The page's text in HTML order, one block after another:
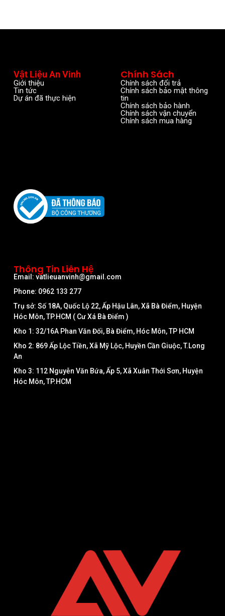
Vật Liệu An Vinh
Giới thiệu
Tin tức
Dự án đã thực hiện
Chính Sách
Chính sách đổi trả
Chính sách bảo mật thông
tin
Chính sách bảo hành
Chính sách vận chuyển
Chính sách mua hàng
Thông Tin Liên Hệ
Email: vatlieuanvinh@gmail.com
Phone: 0962 133 277
Trụ sở: Số 18A, Quốc Lộ 22, Ấp Hậu Lân, Xã Bà Điểm, Huyện
Hóc Môn, TP.HCM ( Cư Xá Bà Điểm )
Kho 1: 32/16A Phan Văn Đối, Bà Điểm, Hóc Môn, TP HCM
Kho 2: 869 Ấp Lộc Tiền, Xã Mỹ Lộc, Huyền Cần Giuộc, T.Long
An
Kho 3: 112 Nguyễn Văn Bứa, Ấp 5, Xã Xuân Thới Sơn, Huyện
Hóc Môn, TP.HCM